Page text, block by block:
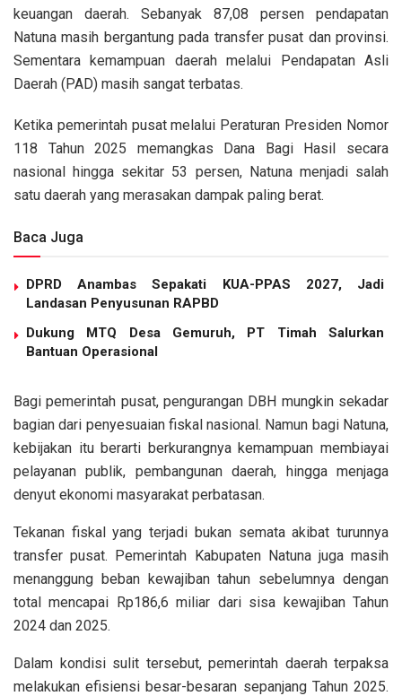
keuangan daerah. Sebanyak 87,08 persen pendapatan
Natuna masih bergantung pada transfer pusat dan provinsi.
Sementara kemampuan daerah melalui Pendapatan Asli
Daerah (PAD) masih sangat terbatas.
Ketika pemerintah pusat melalui Peraturan Presiden Nomor
118 Tahun 2025 memangkas Dana Bagi Hasil secara
nasional hingga sekitar 53 persen, Natuna menjadi salah
satu daerah yang merasakan dampak paling berat.
Baca Juga
DPRD Anambas Sepakati KUA-PPAS 2027, Jadi
Landasan Penyusunan RAPBD
Dukung MTQ Desa Gemuruh, PT Timah Salurkan
Bantuan Operasional
Bagi pemerintah pusat, pengurangan DBH mungkin sekadar
bagian dari penyesuaian fiskal nasional. Namun bagi Natuna,
kebijakan itu berarti berkurangnya kemampuan membiayai
pelayanan publik, pembangunan daerah, hingga menjaga
denyut ekonomi masyarakat perbatasan.
Tekanan fiskal yang terjadi bukan semata akibat turunnya
transfer pusat. Pemerintah Kabupaten Natuna juga masih
menanggung beban kewajiban tahun sebelumnya dengan
total mencapai Rp186,6 miliar dari sisa kewajiban Tahun
2024 dan 2025.
Dalam kondisi sulit tersebut, pemerintah daerah terpaksa
melakukan efisiensi besar-besaran sepanjang Tahun 2025.